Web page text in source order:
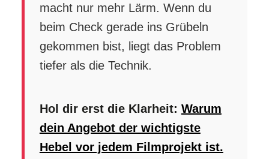
macht nur mehr Lärm. Wenn du
beim Check gerade ins Grübeln
gekommen bist, liegt das Problem
tiefer als die Technik.
Hol dir erst die Klarheit: Warum
dein Angebot der wichtigste
Hebel vor jedem Filmprojekt ist.